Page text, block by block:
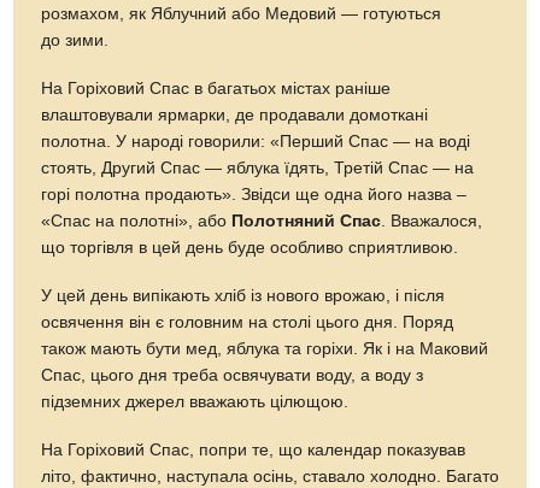
розмахом, як Яблучний або Медовий — готуються
до зими.
На Горіховий Спас в багатьох містах раніше
влаштовували ярмарки, де продавали домоткані
полотна. У народі говорили: «Перший Спас — на воді
стоять, Другий Спас — яблука їдять, Третій Спас — на
горі полотна продають». Звідси ще одна його назва –
«Спас на полотні», або Полотняний Спас. Вважалося,
що торгівля в цей день буде особливо сприятливою.
У цей день випікають хліб із нового врожаю, і після
освячення він є головним на столі цього дня. Поряд
також мають бути мед, яблука та горіхи. Як і на Маковий
Спас, цього дня треба освячувати воду, а воду з
підземних джерел вважають цілющою.
На Горіховий Спас, попри те, що календар показував
літо, фактично, наступала осінь, ставало холодно. Багато